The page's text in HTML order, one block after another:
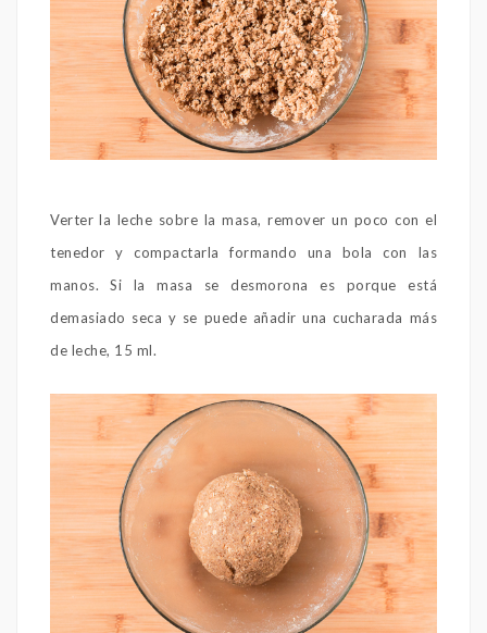
Verter la leche sobre la masa, remover un poco con el
tenedor y compactarla formando una bola con las
manos. Si la masa se desmorona es porque está
demasiado seca y se puede añadir una cucharada más
de leche, 15 ml.